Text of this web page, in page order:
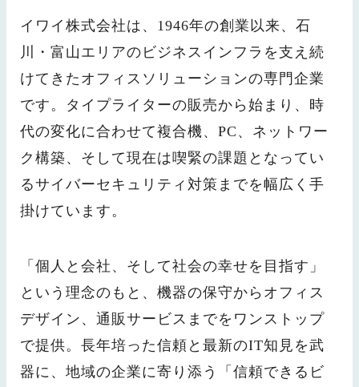
イワイ株式会社は、1946年の創業以来、石
川・富山エリアのビジネスインフラを支え続
けてきたオフィスソリューションの専門企業
です。タイプライターの販売から始まり、時
代の変化に合わせて複合機、PC、ネットワー
ク構築、そして現在は喫緊の課題となってい
るサイバーセキュリティ対策までを幅広く手
掛けています。
「個人と会社、そして社会の幸せを目指す」
という理念のもと、機器の保守からオフィス
デザイン、通販サービスまでをワンストップ
で提供。長年培った信頼と最新のIT知見を武
器に、地域の企業に寄り添う「信頼できるビ